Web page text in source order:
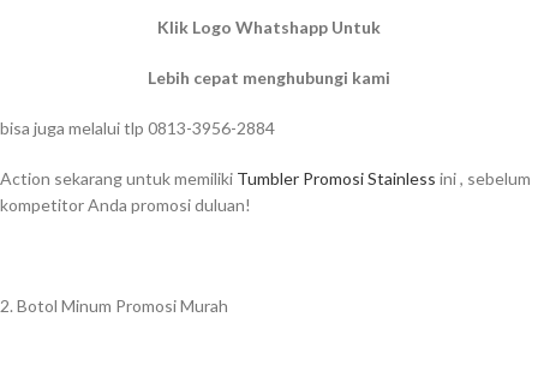
Klik Logo Whatshapp Untuk
Lebih cepat menghubungi kami
bisa juga melalui tlp 0813-3956-2884
Action sekarang untuk memiliki Tumbler Promosi Stainless ini , sebelum
kompetitor Anda promosi duluan!
2. Botol Minum Promosi Murah